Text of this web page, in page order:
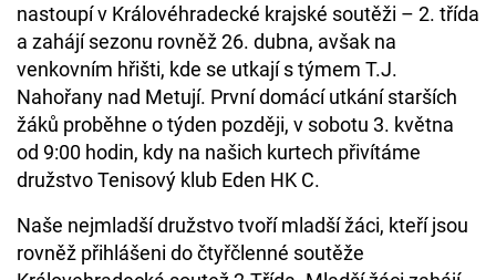
nastoupí v Královéhradecké krajské soutěži – 2. třída
a zahájí sezonu rovněž 26. dubna, avšak na
venkovním hřišti, kde se utkají s týmem T.J.
Nahořany nad Metují. První domácí utkání starších
žáků proběhne o týden později, v sobotu 3. května
od 9:00 hodin, kdy na našich kurtech přivítáme
družstvo Tenisový klub Eden HK C.
Naše nejmladší družstvo tvoří mladší žáci, kteří jsou
rovněž přihlášeni do čtyřčlenné soutěže